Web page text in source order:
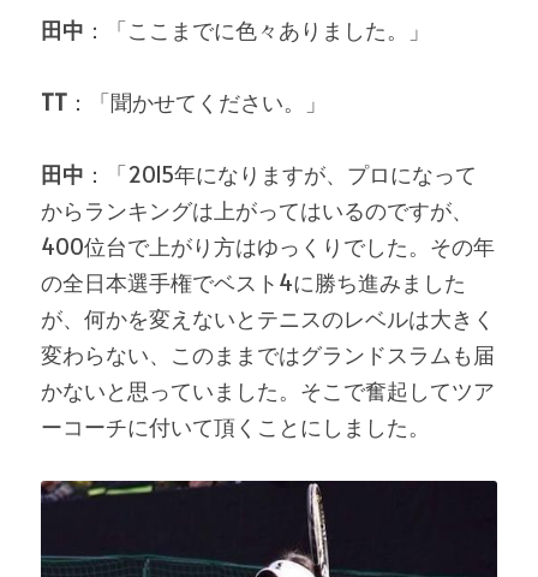
田中 ：「ここまでに色々ありました。」
TT ：「聞かせてください。」
田中 ：「2015年になりますが、プロになって
からランキングは上がってはいるのですが、
400位台で上がり方はゆっくりでした。その年
の全日本選手権でベスト4に勝ち進みました
が、何かを変えないとテニスのレベルは大きく
変わらない、このままではグランドスラムも届
かないと思っていました。そこで奮起してツア
ーコーチに付いて頂くことにしました。